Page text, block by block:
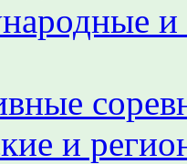
и
и